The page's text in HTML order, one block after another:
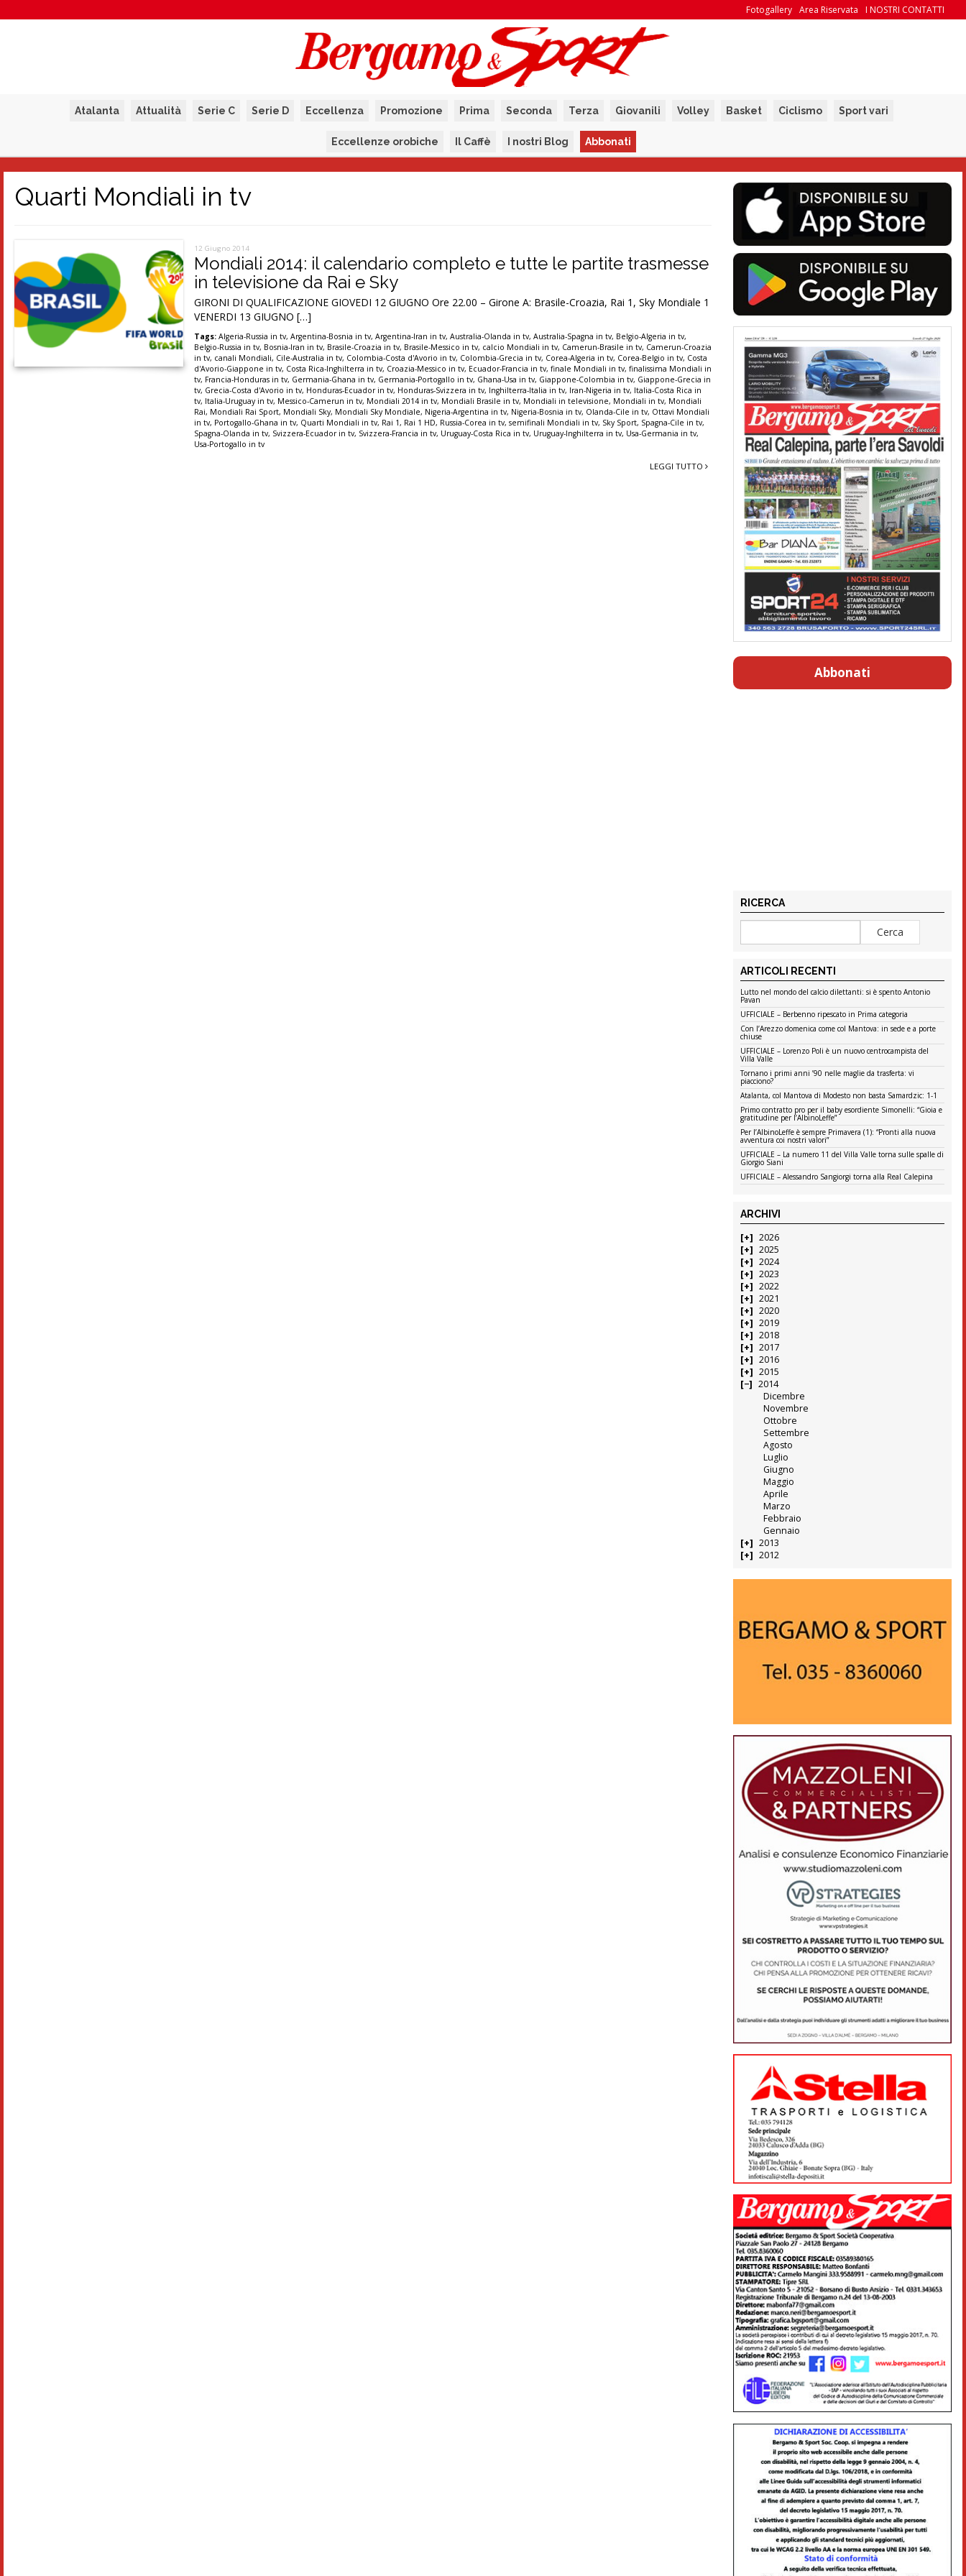
I NOSTRI CONTATTI
Area Riservata
Fotogallery
Atalanta Attualità Serie C Serie D Eccellenza Promozione Prima Seconda Terza Giovanili Volley Basket Ciclismo Sport vari
Eccellenze orobiche Il Caffè I nostri Blog Abbonati
Quarti Mondiali in tv
12 Giugno 2014
Mondiali 2014: il calendario completo e tutte le partite trasmesse
in televisione da Rai e Sky
GIRONI DI QUALIFICAZIONE GIOVEDI 12 GIUGNO Ore 22.00 – Girone A: Brasile-Croazia, Rai 1, Sky Mondiale 1
VENERDI 13 GIUGNO […]
Tags: Algeria-Russia in tv,Argentina-Bosnia in tv,Argentina-Iran in tv,Australia-Olanda in tv,Australia-Spagna in tv, Belgio-Algeria in tv,
Belgio-Russia in tv, Bosnia-Iran in tv, Brasile-Croazia in tv, Brasile-Messico in tv, calcio Mondiali in tv, Camerun-Brasile in tv, Camerun-Croazia
in tv, canali Mondiali, Cile-Australia in tv, Colombia-Costa d'Avorio in tv, Colombia-Grecia in tv, Corea-Algeria in tv, Corea-Belgio in tv, Costa
d'Avorio-Giappone in tv, Costa Rica-Inghilterra in tv, Croazia-Messico in tv, Ecuador-Francia in tv,finale Mondiali in tv,finalissima Mondiali in
tv, Francia-Honduras in tv, Germania-Ghana in tv, Germania-Portogallo in tv, Ghana-Usa in tv, Giappone-Colombia in tv, Giappone-Grecia in
tv, Grecia-Costa d'Avorio in tv, Honduras-Ecuador in tv, Honduras-Svizzera in tv, Inghilterra-Italia in tv, Iran-Nigeria in tv, Italia-Costa Rica in
tv, Italia-Uruguay in tv, Messico-Camerun in tv, Mondiali 2014 in tv, Mondiali Brasile in tv, Mondiali in televisione, Mondiali in tv, Mondiali
Rai, Mondiali Rai Sport, Mondiali Sky, Mondiali Sky Mondiale, Nigeria-Argentina in tv, Nigeria-Bosnia in tv, Olanda-Cile in tv, Ottavi Mondiali
in tv, Portogallo-Ghana in tv, Quarti Mondiali in tv, Rai 1, Rai 1 HD, Russia-Corea in tv,semifinali Mondiali in tv, Sky Sport, Spagna-Cile in tv,
Spagna-Olanda in tv, Svizzera-Ecuador in tv, Svizzera-Francia in tv, Uruguay-Costa Rica in tv, Uruguay-Inghilterra in tv, Usa-Germania in tv,
Usa-Portogallo in tv
LEGGI TUTTO
Abbonati
RICERCA
ARTICOLI RECENTI
Lutto nel mondo del calcio dilettanti: si è spento Antonio
Pavan
UFFICIALE – Berbenno ripescato in Prima categoria
Con l’Arezzo domenica come col Mantova: in sede e a porte
chiuse
UFFICIALE – Lorenzo Poli è un nuovo centrocampista del
Villa Valle
Tornano i primi anni ’90 nelle maglie da trasferta: vi
piacciono?
Atalanta, col Mantova di Modesto non basta Samardzic: 1-1
Primo contratto pro per il baby esordiente Simonelli: “Gioia e
gratitudine per l’AlbinoLeffe”
Per l’AlbinoLeffe è sempre Primavera (1): “Pronti alla nuova
avventura coi nostri valori”
UFFICIALE – La numero 11 del Villa Valle torna sulle spalle di
Giorgio Siani
UFFICIALE – Alessandro Sangiorgi torna alla Real Calepina
ARCHIVI
2026
2025
2024
2023
2022
2021
2020
2019
2018
2017
2016
2015
2014
Dicembre
Novembre
Ottobre
Settembre
Agosto
Luglio
Giugno
Maggio
Aprile
Marzo
Febbraio
Gennaio
2013
2012